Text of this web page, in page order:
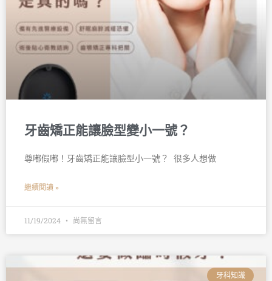
牙齒矯正能讓臉型變小一號？
尊嘟假嘟！牙齒矯正能讓臉型小一號？ 󠀠 很多人想做
繼續閱讀 »
11/19/2024 尚無留言
牙科知識